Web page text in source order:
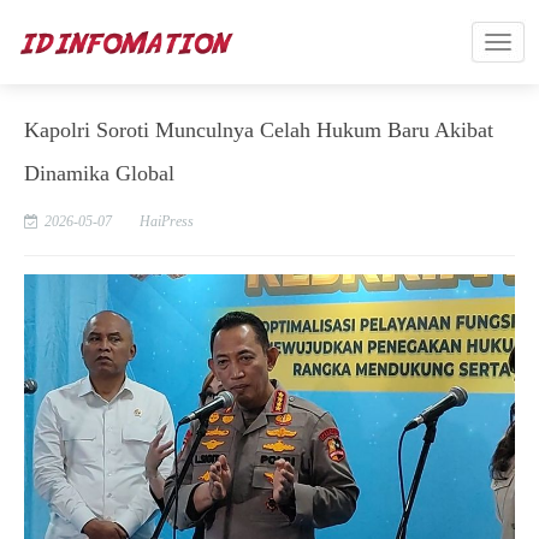
Kapolri Soroti Munculnya Celah Hukum Baru Akibat
Dinamika Global
2026-05-07 HaiPress